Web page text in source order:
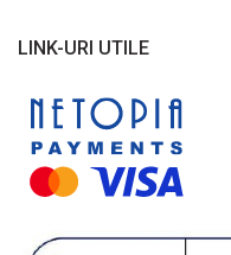
LINK-URI UTILE